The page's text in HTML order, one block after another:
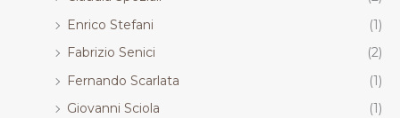
Enrico Stefani
(1)
Fabrizio Senici
(2)
Fernando Scarlata
(1)
Giovanni Sciola
(1)